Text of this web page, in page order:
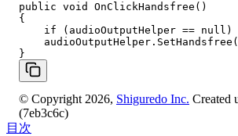
public void OnClickHandsfree()
{
if (audioOutputHelper == null)
© Copyright 2026, Shiguredo Inc. Created
(7eb3c6c)
目次